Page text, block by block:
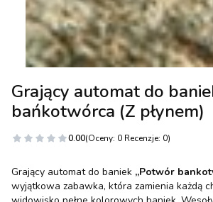
Grający automat do
bańkotwórca (Z płynem)
0.00(Oceny: 0 Recenzje: 0)
Grający automat do baniek „Potwór
wyjątkowa zabawka, która zamienia każdą